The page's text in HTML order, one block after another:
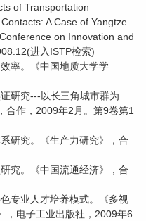
of Transportation
A Case of Yangtze
on Innovation and
进入ISTP检索)
率。《中国地质大学学
研究---以长三角城市群为
合作，2009年2月。第9卷第1
研究。《生产力研究》，合
究。《中国流通经济》，合
专业人才培养模式。《多视
，电子工业出版社，2009年6